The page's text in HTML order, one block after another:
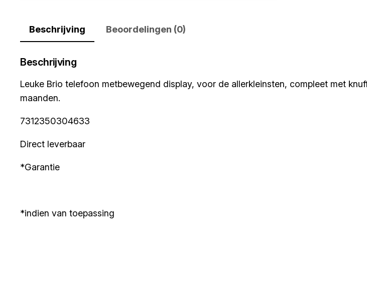
Beschrijving Beoordelingen (0)
Beschrijving
Leuke Brio telefoon metbewegend display, voor de allerkleinsten, compleet met
maanden.
7312350304633
Direct leverbaar
*Garantie
*indien van toepassing